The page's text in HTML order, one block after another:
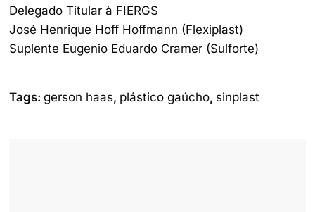
Delegado Titular à FIERGS
José Henrique Hoff Hoffmann (Flexiplast)
Suplente Eugenio Eduardo Cramer (Sulforte)
Tags: gerson haas, plástico gaúcho, sinplast